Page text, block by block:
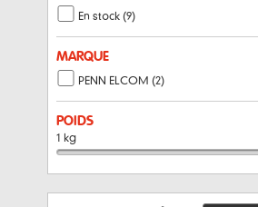
En stock (9)
MARQUE
PENN ELCOM (2)
POIDS
1 kg